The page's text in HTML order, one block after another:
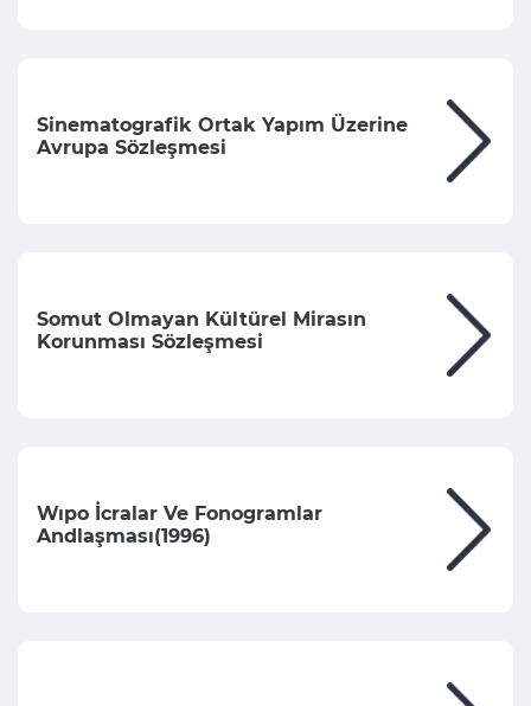
Sinematografik Ortak Yapım Üzerine
Avrupa Sözleşmesi
Somut Olmayan Kültürel Mirasın
Korunması Sözleşmesi
Wıpo İcralar Ve Fonogramlar
Andlaşması(1996)